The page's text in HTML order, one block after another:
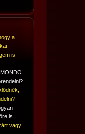
a
is
is.
vagy